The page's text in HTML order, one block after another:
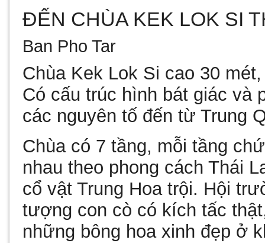
ĐẾN CHÙA KEK LOK SI
Ban Pho Tar
Chùa Kek Lok Si cao 30
Có cấu trúc hình bát giác và
các nguyên tố đến từ Trung
Chùa có 7 tầng, mỗi tầng
nhau theo phong cách Thái
cổ vật Trung Hoa trội. Hội
tượng con cò có kích tấc
những bông hoa xinh đẹp ở